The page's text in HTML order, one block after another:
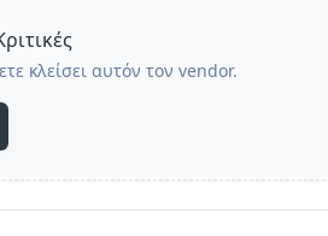
κλείσει αυτόν τον vendor.